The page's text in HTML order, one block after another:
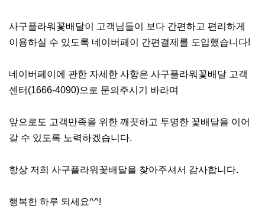
사구플라워꽃배달이 고객님들이 보다 간편하고 편리하게
이용하실 수 있도록 네이버페이 간편결제를 도입했습니다!
네이버페이에 관한 자세한 사항은 사구플라워꽃배달 고객
센터(1666-4090)으로 문의주시기 바라며
앞으로도 고객만족을 위한 깨끗하고 투명한 꽃배달을 이어
갈 수 있도록 노력하겠습니다.
항상 저희 사구플라워꽃배달을 찾아주셔서 감사합니다.
행복한 하루 되세요^^!